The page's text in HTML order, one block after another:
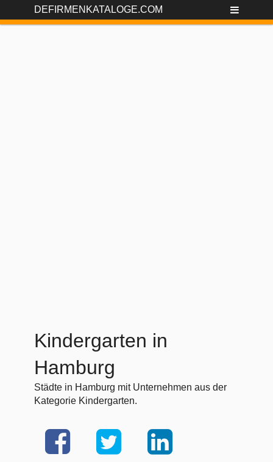
DEFIRMENKATALOGE.COM
Kindergarten in
Hamburg
Städte in Hamburg mit Unternehmen aus der
Kategorie Kindergarten.